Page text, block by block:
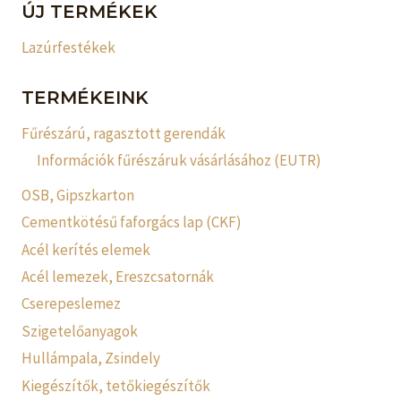
ÚJ TERMÉKEK
Lazúrfestékek
TERMÉKEINK
Fűrészárú, ragasztott gerendák
Információk fűrészáruk vásárlásához (EUTR)
OSB, Gipszkarton
Cementkötésű faforgács lap (CKF)
Acél kerítés elemek
Acél lemezek, Ereszcsatornák
Cserepeslemez
Szigetelőanyagok
Hullámpala, Zsindely
Kiegészítők, tetőkiegészítők